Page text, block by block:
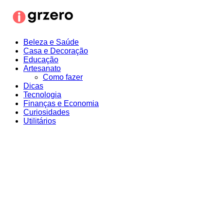
para
Beleza e Saúde
Casa e Decoração
Educação
Artesanato
Como fazer
Dicas
Tecnologia
Finanças e Economia
Curiosidades
Utilitários